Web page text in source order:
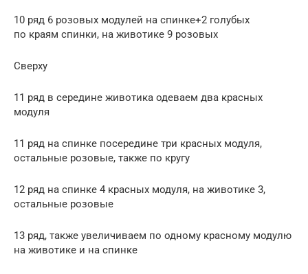
10 ряд 6 розовых модулей на спинке+2 голубых
по краям спинки, на животике 9 розовых
Сверху
11 ряд в середине животика одеваем два красных
модуля
11 ряд на спинке посередине три красных модуля,
остальные розовые, также по кругу
12 ряд на спинке 4 красных модуля, на животике 3,
остальные розовые
13 ряд, также увеличиваем по одному красному модулю
на животике и на спинке